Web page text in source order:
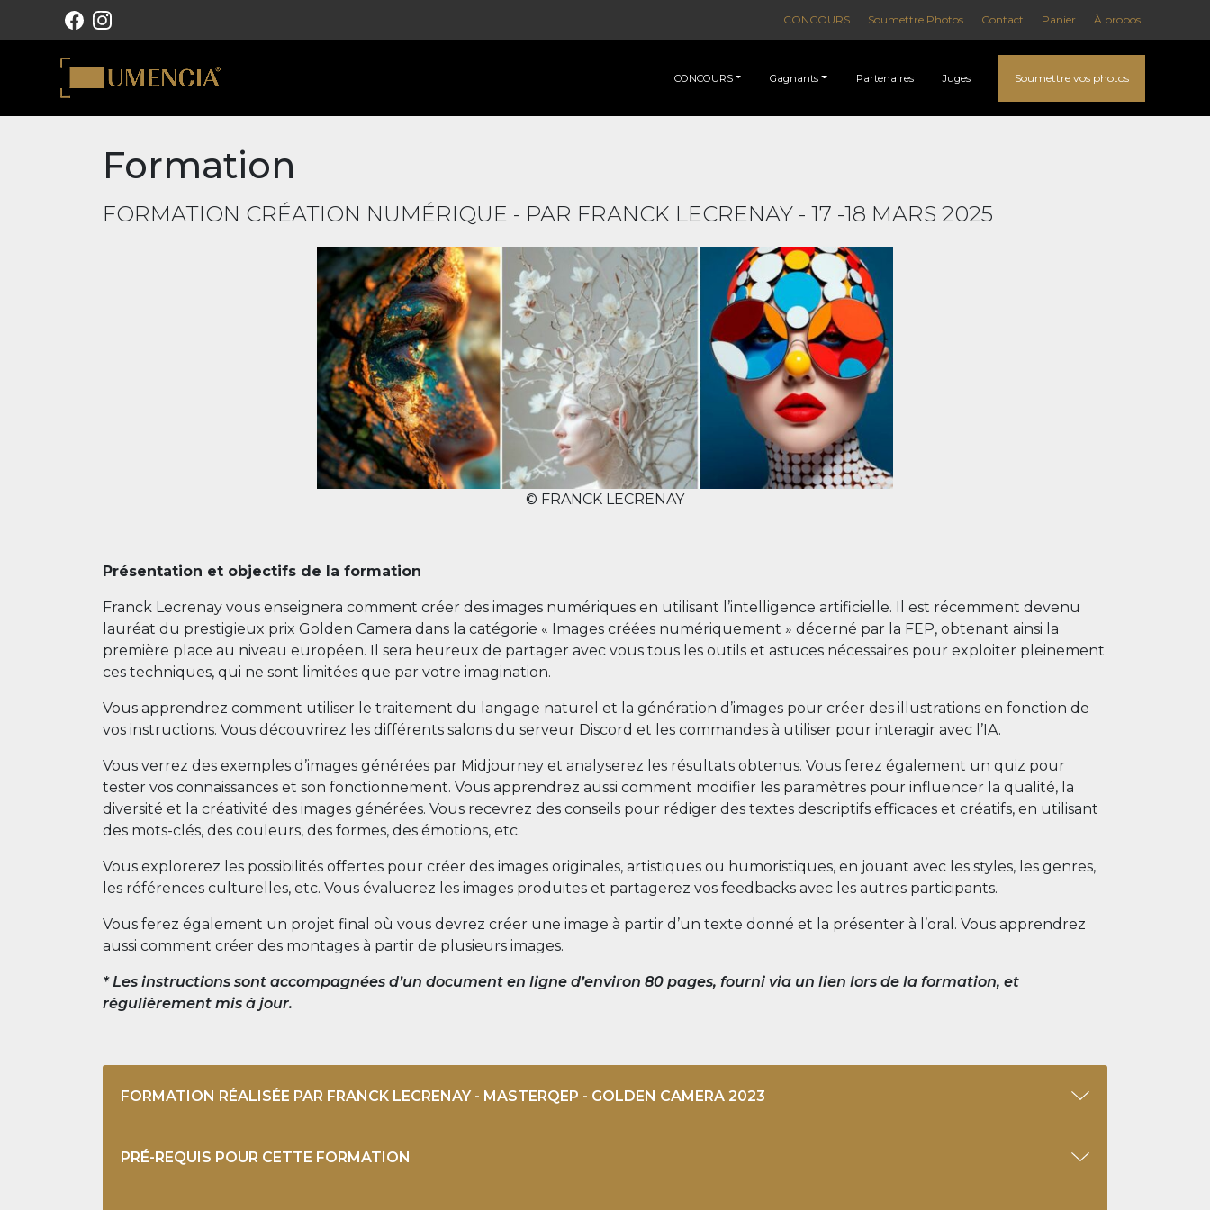
CONCOURS Soumettre Photos Contact Panier À propos
NAVIGATION PRINCIPALE
CONCOURS Gagnants Partenaires Juges Soumettre vos photos
Formation
FORMATION CRÉATION NUMÉRIQUE - PAR FRANCK LECRENAY - 17 -18 MARS 2025
© FRANCK LECRENAY
Présentation et objectifs de la formation
Franck Lecrenay vous enseignera comment créer des images numériques en utilisant l’intelligence artificielle. Il est récemment devenu
lauréat du prestigieux prix Golden Camera dans la catégorie « Images créées numériquement » décerné par la FEP, obtenant ainsi la
première place au niveau européen. Il sera heureux de partager avec vous tous les outils et astuces nécessaires pour exploiter pleinement
ces techniques, qui ne sont limitées que par votre imagination.
Vous apprendrez comment utiliser le traitement du langage naturel et la génération d’images pour créer des illustrations en fonction de
vos instructions. Vous découvrirez les différents salons du serveur Discord et les commandes à utiliser pour interagir avec l’IA.
Vous verrez des exemples d’images générées par Midjourney et analyserez les résultats obtenus. Vous ferez également un quiz pour
tester vos connaissances et son fonctionnement. Vous apprendrez aussi comment modifier les paramètres pour influencer la qualité, la
diversité et la créativité des images générées. Vous recevrez des conseils pour rédiger des textes descriptifs efficaces et créatifs, en utilisant
des mots-clés, des couleurs, des formes, des émotions, etc.
Vous explorerez les possibilités offertes pour créer des images originales, artistiques ou humoristiques, en jouant avec les styles, les genres,
les références culturelles, etc. Vous évaluerez les images produites et partagerez vos feedbacks avec les autres participants.
Vous ferez également un projet final où vous devrez créer une image à partir d’un texte donné et la présenter à l’oral. Vous apprendrez
aussi comment créer des montages à partir de plusieurs images.
* Les instructions sont accompagnées d’un document en ligne d’environ 80 pages, fourni via un lien lors de la formation, et
régulièrement mis à jour.
FORMATION RÉALISÉE PAR FRANCK LECRENAY - MASTERQEP - GOLDEN CAMERA 2023
PRÉ-REQUIS POUR CETTE FORMATION